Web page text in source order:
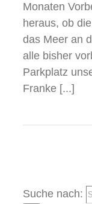
Monaten
heraus, ob
das Meer an
alle bisher
Parkplatz
Franke [...]
Suche nach: